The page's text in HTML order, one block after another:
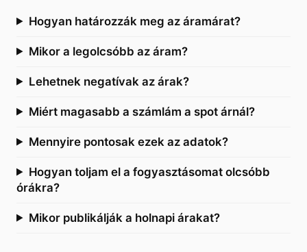
Hogyan határozzák meg az áramárat?
Mikor a legolcsóbb az áram?
Lehetnek negatívak az árak?
Miért magasabb a számlám a spot árnál?
Mennyire pontosak ezek az adatok?
Hogyan toljam el a fogyasztásomat olcsóbb
órákra?
Mikor publikálják a holnapi árakat?